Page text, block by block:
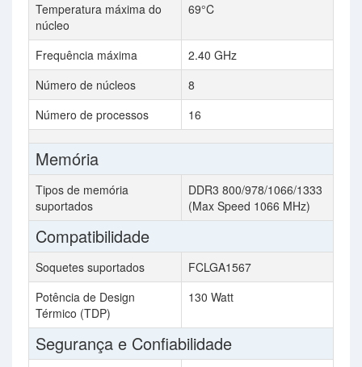
Temperatura máxima do
núcleo
69°C
Frequência máxima
2.40 GHz
Número de núcleos
8
Número de processos
16
Memória
Tipos de memória
suportados
DDR3 800/978/1066/1333
(Max Speed 1066 MHz)
Compatibilidade
Soquetes suportados
FCLGA1567
Potência de Design
Térmico (TDP)
130 Watt
Segurança e Confiabilidade